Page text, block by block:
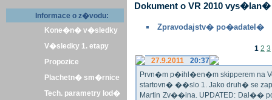
Informace o z�vodu:
Kone�n� v�sledky
V�sledky 1. etapy
Propozice
Plachetn� sm�rnice
Tech. parametry lod�
Dokument o VR 2010
Zpravodajstv� po�adatel�
1 2 3
27.9.2011
20:37
Prvn�m p�ihl�en�m skipperem na
startovn� ��slo 1. Jako druh� se
Martin Zv��ina. UPDATED: Dal��